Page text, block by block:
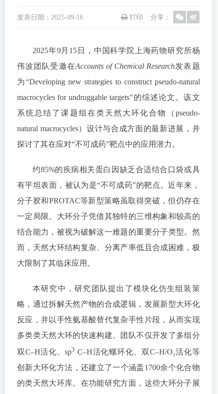
发表日期： 2025-09-16 分享：
打印
2025年9月15日，中国科学院上海药物研究所杨
伟波团队受邀在Accounts of Chemical Research发表题
为“Developing new strategies to construct pseudo-natural
macrocycles for undruggable targets”的综述论文。该文
系统总结了课题组在类天然大环化合物（pseudo-
natural macrocycles）设计与合成方面的最新进展，并
探讨了其在应对“不可成药”靶点中的应用潜力。
约85%的疾病相关蛋白因缺乏合适结合口袋或具
有平坦表面，被认为是“不可成药”的靶点。近年来，
分子胶和PROTAC等新型策略虽取得突破，但仍存在
一定局限。大环分子凭借其独特的三维构象和较高的
结合能力，被视为破解这一难题的重要分子类型。然
而，天然大环结构复杂、分离产率低且合成困难，极
大限制了其临床应用。
本研究中，研究团队提出了模块化仿生组装策
略，通过拆解天然产物的合成逻辑，发展新型大环化
反应，并以手性氨基酸替代复杂手性片段，从而实现
多类类天然大环的快速构建。团队不仅开发了多组分
双C–H活化、sp3 C–H活化螺环化、双C–H/O₂活化等
创新大环化方法，还建立了一个涵盖1700余个化合物
的类天然大环库。在功能研究方面，这些大环分子展